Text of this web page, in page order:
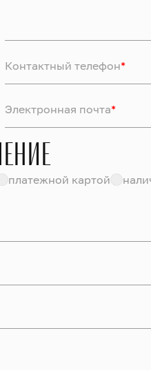
Контактный телефон*
Электронная почта*
платежной картой